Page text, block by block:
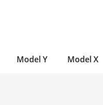
Model Y Model X